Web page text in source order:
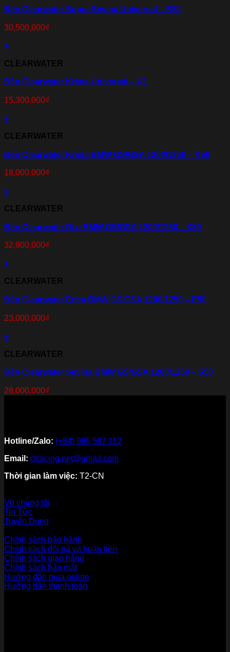
Đèn Clearwater Super Sevina Universal – SS1
30,500,000₫
+
CLEARWATER
Đèn Clearwater Krista Universal – K1
15,300,000₫
+
CLEARWATER
Đèn Clearwater Krista BMW GS/GSA 1200/1250 – K50
18,000,000₫
+
CLEARWATER
Đèn Clearwater Dixi BMW GS/GSA 1200/1250 – X50
32,900,000₫
+
CLEARWATER
Đèn Clearwater Erica BMW GS/GSA 1200/1250 – E50
23,000,000₫
+
CLEARWATER
Đèn Clearwater Sevina BMW GS/GSA 1200/1250 – S50
28,000,000₫
Hotline/Zalo: (+84) 965 567 112
Email: dtracing.net@gmail.com
Thời gian làm việc: T2-CN
Về chúng tôi
Tin Tức
Tuyển Dụng
Chính sách bảo hành
Chính sách đổi trả và hoàn tiền
Chính sách giao hàng
Chính sách bảo mật
Hướng dẫn mua online
Hướng dẫn thanh toán